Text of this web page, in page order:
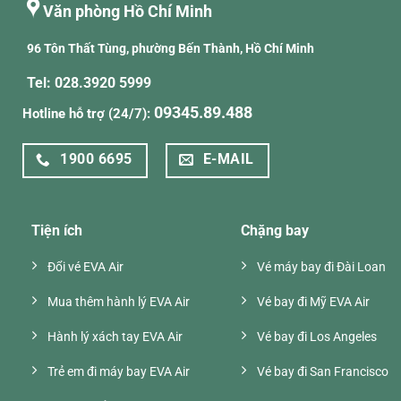
Văn phòng Hồ Chí Minh
96 Tôn Thất Tùng, phường Bến Thành, Hồ Chí Minh
Tel: 028.3920 5999
Hotline hỗ trợ (24/7): 09345.89.488
1900 6695 E-MAIL
Tiện ích
Đổi vé EVA Air
Mua thêm hành lý EVA Air
Hành lý xách tay EVA Air
Trẻ em đi máy bay EVA Air
Chặng bay
Vé máy bay đi Đài Loan
Vé bay đi Mỹ EVA Air
Vé bay đi Los Angeles
Vé bay đi San Francisco